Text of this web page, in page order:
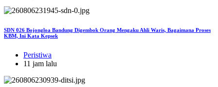
SDN 026 Bojongloa Bandung Digembok Orang Mengaku Ahli Waris, Bagaimana Proses
KBM, Ini Kata Kepsek
Peristiwa
11 jam lalu